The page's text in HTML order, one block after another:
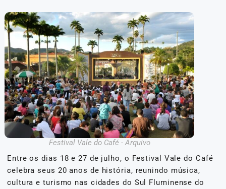
Festival Vale do Café - Arquivo
Entre os dias 18 e 27 de julho, o Festival Vale do Café
celebra seus 20 anos de história, reunindo música,
cultura e turismo nas cidades do Sul Fluminense do